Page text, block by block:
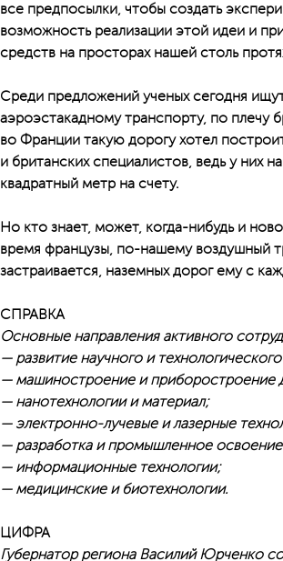
все предпосылки, чтобы создать
возможность реализации этой идеи и
средств на просторах нашей столь
Среди предложений ученых сегодня
аэроэстакадному транспорту, по плечу
во Франции такую дорогу хотел
и британских специалистов, ведь у них
квадратный метр на счету.
Но кто знает, может, когда-нибудь и
время французы, по-нашему воздушный
застраивается, наземных дорог ему с
СПРАВКА
Основные направления активного
— развитие научного и
— машиностроение и приборостроение
— нанотехнологии и материал;
— электронно-лучевые и лазерные
— разработка и промышленное освоение
— информационные технологии;
— медицинские и биотехнологии.
ЦИФРА
Губернатор региона Василий Юрченко